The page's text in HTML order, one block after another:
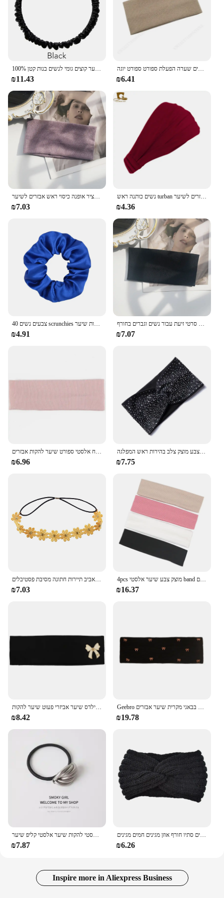
they are sure to be a hit with children and parents
alike. Whether you're a retailer looking to expand
your product offerings or a vendor looking to
provide a reliable hair accessory to your customers,
these hair bands are the perfect choice.
₪11.43
רצועות שיער בצבע אחיד אלסטי עבור נשים וגברים שערה הפעלת ספורט ספורט יוגה
₪6.41
₪7.03
נשים כותנה ראש turban צבע מוצק שיער אלסטי להקות שיער יוגה שיער איפור אוזניות 2 ב 1 בנדנה אביזרים לשיער
₪4.36
40 צבעים נשים scrunchies אלסטי עבודת יד להקות שיער ponybonyls שיער שחור אדום בנות ראש אביזרים לשיער
₪4.91
החלקה אלסטי ספורט סריגה סרטי ראש שיער אישה שיער מחזיק בגימור סרטי זיעת עבור נשים וגברים בחורף
₪7.07
נשים מוצק צבע רחב סרט טורבן מצולעים סרוג כותנה גומייה לשיער בנות ליידי שטוח אלסטי ספורט שיער להקות אבזרים
₪6.96
ראש הלהקה נשים צבע מוצק צלב בהירות ראש המפלגה Rheinstone איפור צמה גרביוני חסד סקסי שיער acsider
₪7.75
דייזי פרח בגימור חמניות היפים כתר שיער זר בוהמי פרחוני כיסוי ראש לאביב תיירות חתונה מסיבת פסטיבלים
₪7.03
4pcs מוצק צבע שיער אלסטי band ספורט אוזניות יוגה זיעה-קולטת ראש אופנה שיער אביזרים
₪16.37
תינוק בנות עניבת פרפר כותנה סרטי ראש רך אלסטי כובעים מזדמנים צ 'יילדס ילדים צ' יילדס שיער אביזרי פעוט שיער להקות
₪8.42
Geebro נשים כותנה מוצק צבע פרפר קישוט סרט אלסטי בנות התגודדות סרוגה גומייה לשיער בבאגי מקרית שיער אבזרים
₪19.78
קוריאנית אופנה מבריקות מתכת מעוקלת, נשים שיער אלסטי להקות שיער אלסטי קליפ שיער
₪7.87
פנינים אופנה סרוגים ראש סרוג נשים לחצות את להקות שיער מנוקד פסים סתיו חורף אוזן מגינים חמים מגינים
₪6.26
Inspire more in Aliexpress Business